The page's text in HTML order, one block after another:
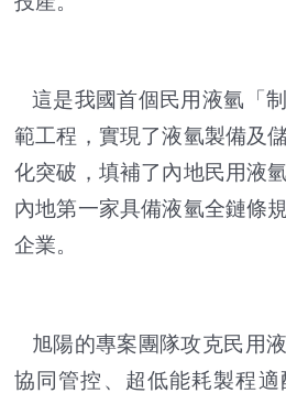
這是我國首個民用液氫「
範工程，實現了液氫製備及
化突破，填補了內地民用液
內地第一家具備液氫全鏈條
企業。
旭陽的專案團隊攻克民用
協同管控、超低能耗製程